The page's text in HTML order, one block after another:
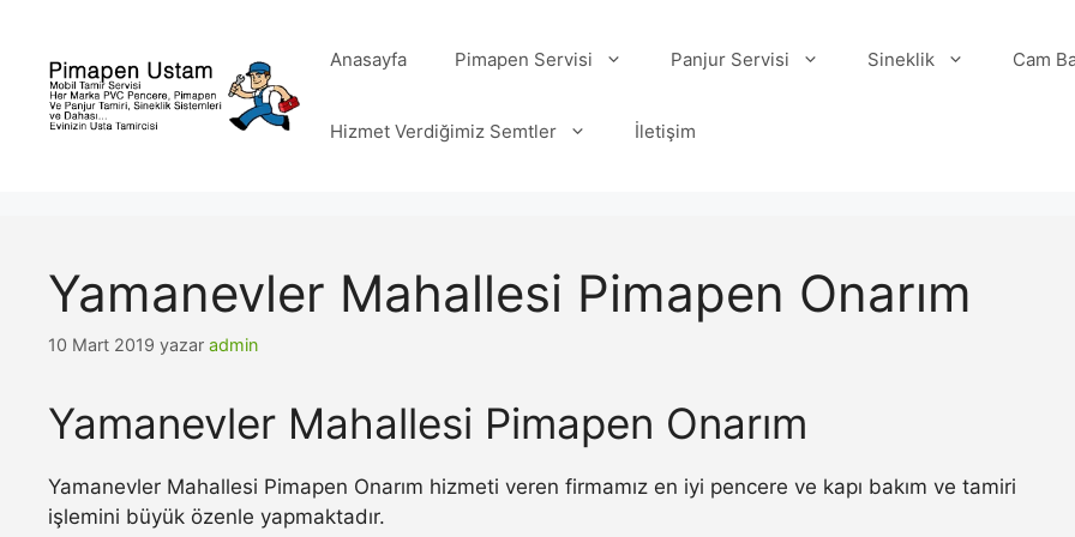
Anasayfa Pimapen Servisi Panjur Servisi Sineklik Cam
Hizmet Verdiğimiz Semtler İletişim
Yamanevler Mahallesi Pimapen Onarım
10 Mart 2019 yazar admin
Yamanevler Mahallesi Pimapen Onarım
Yamanevler Mahallesi Pimapen Onarım hizmeti veren firmamız en iyi pencere ve kapı bakım ve tamiri
işlemini büyük özenle yapmaktadır.